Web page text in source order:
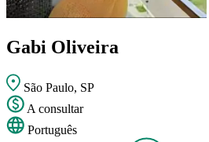
Gabi Oliveira
São Paulo, SP
A consultar
Português